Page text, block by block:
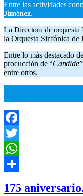
Entre las actividades
Jiménez.
La Directora de orquesta
la Orquesta Sinfónica de
Entre lo más destacado
producción de “Candide
entre otros.
Facebook
Twitter
WhatsApp
175